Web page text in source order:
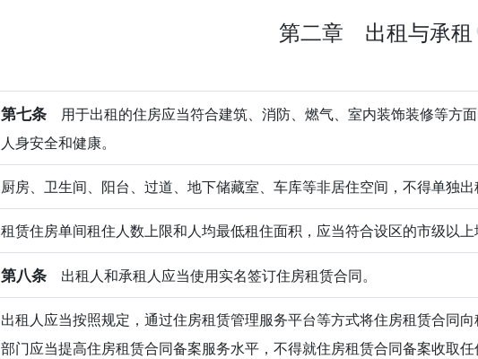
第二章 出租与承租
第七条 用于出租的住房应当符合建筑、消防、燃气、室内装饰装修等方
人身安全和健康。
厨房、卫生间、阳台、过道、地下储藏室、车库等非居住空间，不得单独出
租赁住房单间租住人数上限和人均最低租住面积，应当符合设区的市级以上
第八条 出租人和承租人应当使用实名签订住房租赁合同。
出租人应当按照规定，通过住房租赁管理服务平台等方式将住房租赁合同
部门应当提高住房租赁合同备案服务水平，不得就住房租赁合同备案收取任